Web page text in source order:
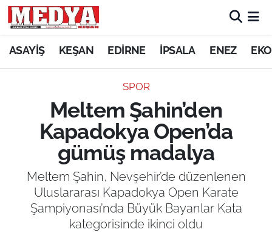
ASAYİŞ KEŞAN EDİRNE İPSALA ENEZ
SPOR
Meltem Şahin’den
Kapadokya Open’da
gümüş madalya
Meltem Şahin, Nevşehir’de düzenlenen
Uluslararası Kapadokya Open Karate
Şampiyonası’nda Büyük Bayanlar Kata
kategorisinde ikinci oldu
KEŞAN
ASAYİŞ
SİYASET
GÜNDEM
EKONOMİ